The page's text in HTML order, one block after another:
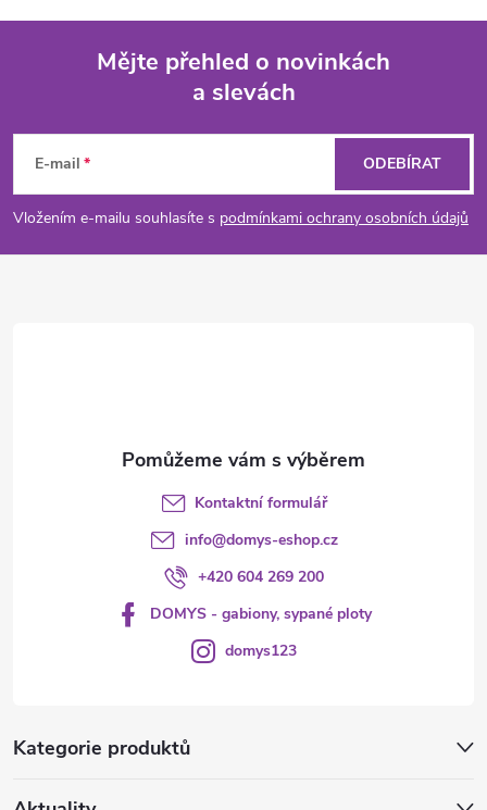
p
a
Mějte přehled o novinkách
a slevách
E-mail
Vložením e-mailu souhlasíte s podmínkami ochrany osobních údajů
ODEBÍRAT
Kategorie produktů
Kontaktní formulář
info@domys-eshop.cz
+420 604 269 200
DOMYS - gabiony, sypané ploty
domys123